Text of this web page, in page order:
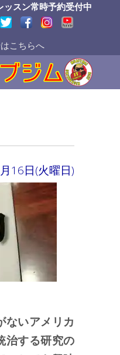
ッスン常時予約受付中
こちらへ
16日(火曜日)
ないアメリカ
治する研究の